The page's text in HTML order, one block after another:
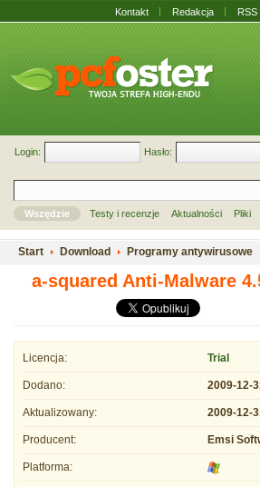
Kontakt Redakcja RSS
Login: Hasło:
Wszędzie Testy i recenzje Aktualności Pliki
Start Download Programy antywirusowe
a-squared Anti-Malware
Licencja: Trial
Dodano: 2009-12-
Aktualizowany: 2009-12-
Producent: Emsi
Platforma: